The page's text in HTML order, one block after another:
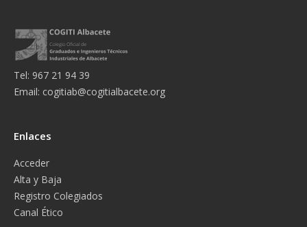
Tel: 967 21 94 39
Email: cogitiab@cogitialbacete.org
Enlaces
Acceder
Alta y Baja
Registro Colegiados
Canal Ético